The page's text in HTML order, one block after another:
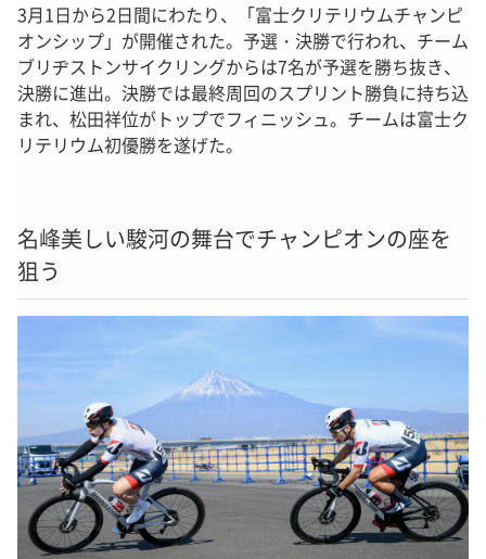
3月1日から2日間にわたり、「富士クリテリウムチャンピ
オンシップ」が開催された。予選・決勝で行われ、チーム
ブリヂストンサイクリングからは7名が予選を勝ち抜き、
決勝に進出。決勝では最終周回のスプリント勝負に持ち込
まれ、松田祥位がトップでフィニッシュ。チームは富士ク
リテリウム初優勝を遂げた。
名峰美しい駿河の舞台でチャンピオンの座を
狙う